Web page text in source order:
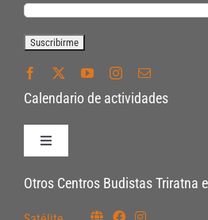
Calendario de actividades
Toggle
Políticas de Inscripción
Otros Centros Budistas Triratna